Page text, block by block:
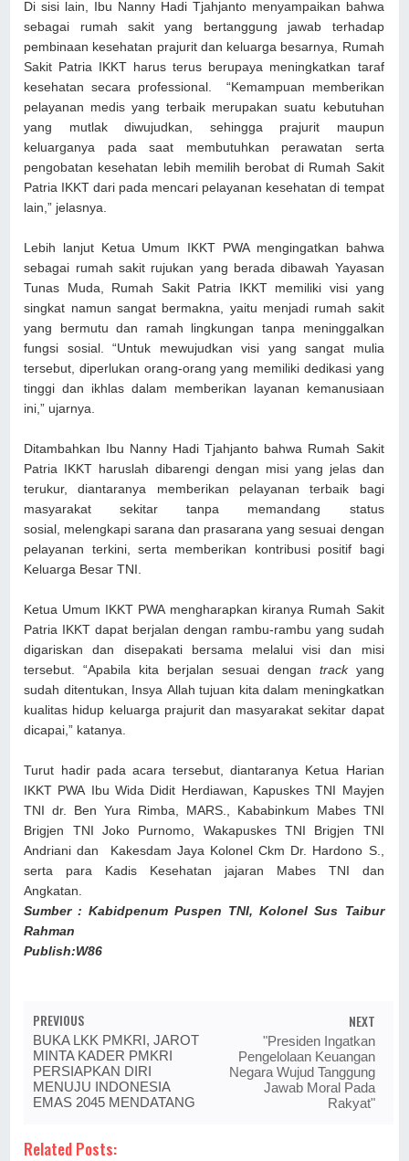
Di sisi lain, Ibu Nanny Hadi Tjahjanto menyampaikan bahwa
sebagai rumah sakit yang bertanggung jawab terhadap
pembinaan kesehatan prajurit dan keluarga besarnya, Rumah
Sakit Patria IKKT harus terus berupaya meningkatkan taraf
kesehatan secara professional. “Kemampuan memberikan
pelayanan medis yang terbaik merupakan suatu kebutuhan
yang mutlak diwujudkan, sehingga prajurit maupun
keluarganya pada saat membutuhkan perawatan serta
pengobatan kesehatan lebih memilih berobat di Rumah Sakit
Patria IKKT dari pada mencari pelayanan kesehatan di tempat
lain ,” jelasnya
Lebih lanjut Ketua Umum IKKT PWA mengingatkan bahwa
sebagai rumah sakit rujukan yang berada dibawah Yayasan
Tunas Muda, Rumah Sakit Patria IKKT memiliki visi yang
singkat namun sangat bermakna, yaitu menjadi rumah sakit
yang bermutu dan ramah lingkungan tanpa meninggalkan
fungsi sosial.
“Untuk mewujudkan visi yang sangat mulia
tersebut, diperlukan orang-orang yang memiliki dedikasi yang
tinggi dan ikhlas dalam memberikan layanan kemanusiaan
ini ,” ujarnya
Ditambahkan Ibu Nanny Hadi Tjahjanto bahwa Rumah Sakit
Patria IKKT haruslah dibarengi dengan misi yang jelas dan
terukur, diantaranya memberikan pelayanan terbaik bagi
masyarakat sekitar tanpa memandang status
sosial melengkapi sarana dan prasarana yang sesuai dengan
pelayanan terkini, serta memberikan kontribusi positif bagi
Keluarga Besar TNI.
Ketua Umum IKKT PWA mengharapkan kiranya Rumah Sakit
Patria IKKTdapat berjalan dengan rambu-rambu yang sudah
digariskan dan disepakati bersama melalui visi dan misi
tersebut.“Apabila kita berjalan sesuai dengan trackyang
sudah ditentukan
Insya Allah tujuan kita dalam meningkatkan
kualitas hidup keluarga prajurit dan masyarakat sekitar dapat
dicapai ,” katanya
Turut hadir pada acara tersebut, diantaranya Ketua Harian
IKKT PWA Ibu Wida Didit Herdiawan, Kapuskes TNI Mayjen
TNI dr. Ben Yura Rimba, MARS., Kababinkum Mabes TNI
Brigjen TNI Joko Purnomo, Wakapuskes TNI Brigjen TNI
Andriani dan Kakesdam Jaya Kolonel Ckm Dr. Hardono S.,
serta para Kadis Kesehatan jajaran Mabes TNI dan
Angkatan.
Sumber : Kabidpenum Puspen TNI, Kolonel Sus Taibur
Rahman
Publish:W86
PREVIOUS
BUKA LKK PMKRI, JAROT
MINTA KADER PMKRI
PERSIAPKAN DIRI
MENUJU INDONESIA
EMAS 2045 MENDATANG
NEXT
"Presiden Ingatkan
Pengelolaan Keuangan
Negara Wujud Tanggung
Jawab Moral Pada
Rakyat"
Related Posts: